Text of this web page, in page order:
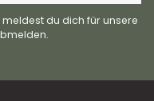
du dich für unsere